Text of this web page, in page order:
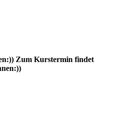
Zum Kurstermin findet